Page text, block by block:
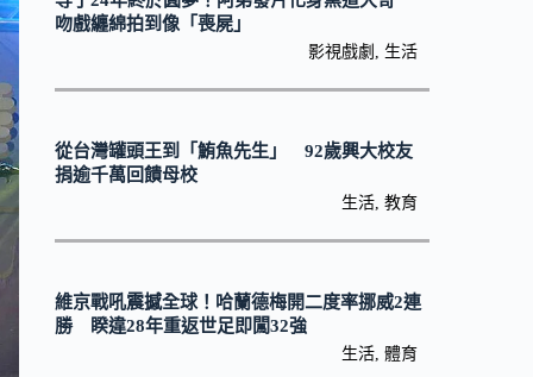
吻戲纏綿拍到像「喪屍」
影視戲劇 , 生活
從台灣罐頭王到「鮪魚先生」 92歲興大校友
捐逾千萬回饋母校
生活, 教育
維京戰吼震撼全球！哈蘭德梅開二度率挪威2連
勝 睽違28年重返世足即闖32強
生活, 體育